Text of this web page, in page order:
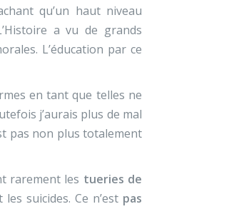
qu’un haut niveau
a vu de grands
L’éducation par ce
en tant que telles ne
j’aurais plus de mal
pas non plus totalement
rarement les tueries de
suicides. Ce n’est pas